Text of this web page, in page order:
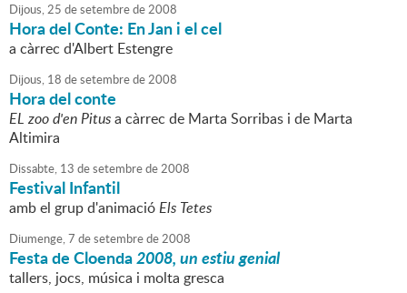
Dijous,25 desetembrede2008
Hora del Conte: En Jan i el cel
a càrrec d'Albert Estengre
Dijous, 18 desetembrede2008
Hora del conte
EL zoo d'en Pitusa càrrec de Marta Sorribas i de Marta
Altimira
Dissabte, 13 desetembrede2008
Festival Infantil
amb el grup d'animacióEls Tetes
Diumenge,7 desetembrede2008
Festa de Cloenda2008, un estiu genial
tallers, jocs, música i molta gresca